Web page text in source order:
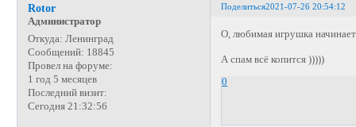
Поделиться2021-07-26 20:54:12
Rotor
Администратор
Откуда: Ленинград
Сообщений: 18845
Провел на форуме:
1 год 5 месяцев
Последний визит:
Сегодня 21:32:56
О, любимая игрушка
А спам всё копится )))))
0